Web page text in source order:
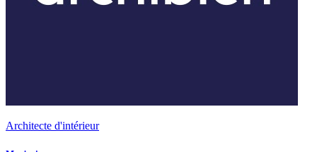
Architecte d'intérieur